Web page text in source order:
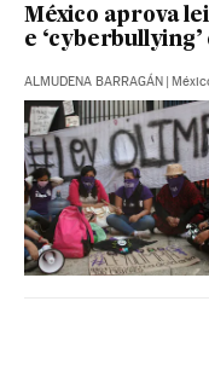
México aprova
e
ALMUDENA BARRAGÁN